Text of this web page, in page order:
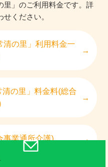
里」のご利用料金です。詳
ください。
清の里」利用料金一
の里」料金料(総合
事業通所介護)